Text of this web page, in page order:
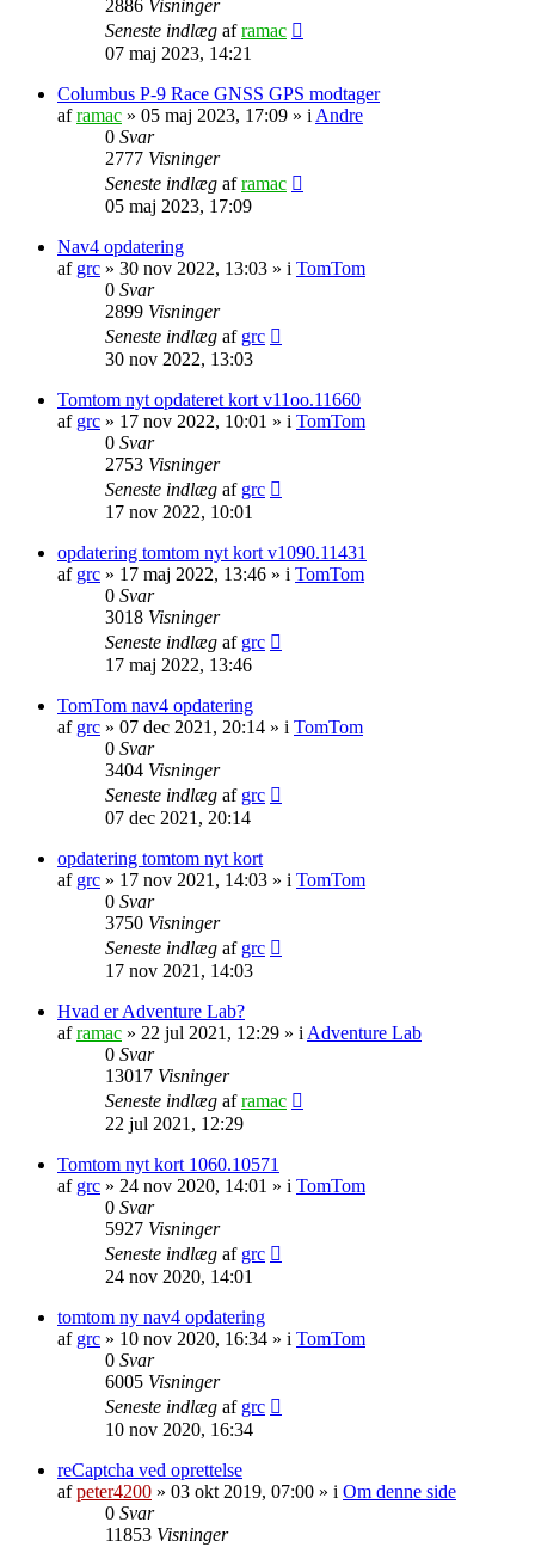
2886 Visninger
Seneste indlæg aframac
07 maj 2023, 14:21
Columbus P-9 Race GNSS GPS modtager
aframac » 05 maj 2023, 17:09 » i Andre
0 Svar
2777 Visninger
Seneste indlæg aframac
05 maj 2023, 17:09
Nav4 opdatering
af grc » 30 nov 2022, 13:03 » i TomTom
0 Svar
2899 Visninger
Seneste indlæg af grc
30 nov 2022, 13:03
Tomtom nyt opdateret kort v11oo.11660
af grc » 17 nov 2022, 10:01 » i TomTom
0 Svar
2753 Visninger
Seneste indlæg af grc
17 nov 2022, 10:01
opdatering tomtom nyt kort v1090.11431
af grc » 17 maj 2022, 13:46 » i TomTom
0 Svar
3018 Visninger
Seneste indlæg af grc
17 maj 2022, 13:46
TomTom nav4 opdatering
af grc » 07 dec 2021, 20:14 » i TomTom
0 Svar
3404 Visninger
Seneste indlæg af grc
07 dec 2021, 20:14
opdatering tomtom nyt kort
af grc » 17 nov 2021, 14:03 » i TomTom
0 Svar
3750 Visninger
Seneste indlæg af grc
17 nov 2021, 14:03
Hvad er Adventure Lab?
aframac » 22 jul 2021, 12:29 » i Adventure Lab
0 Svar
13017 Visninger
Seneste indlæg aframac
22 jul 2021, 12:29
Tomtom nyt kort 1060.10571
af grc » 24 nov 2020, 14:01 » i TomTom
0 Svar
5927 Visninger
Seneste indlæg af grc
24 nov 2020, 14:01
tomtom ny nav4 opdatering
af grc » 10 nov 2020, 16:34 » i TomTom
0 Svar
6005 Visninger
Seneste indlæg af grc
10 nov 2020, 16:34
reCaptcha ved oprettelse
afpeter4200 » 03 okt 2019, 07:00 » i Om denne side
0 Svar
11853 Visninger